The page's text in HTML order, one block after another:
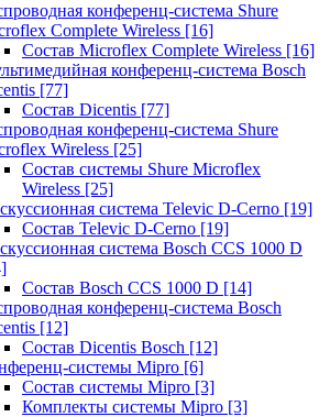
конференц-система Shure
Complete Wireless [16]
Состав Microflex Complete Wireless [16]
конференц-система Bosch
[77]
Состав Dicentis [77]
конференц-система Shure
Wireless [25]
Состав системы Shure Microflex
Wireless [25]
система Televic D-Cerno [19]
Состав Televic D-Cerno [19]
система Bosch CCS 1000 D
Состав Bosch CCS 1000 D [14]
конференц-система Bosch
[12]
Состав Dicentis Bosch [12]
системы Mipro [6]
Состав системы Mipro [3]
Комплекты системы Mipro [3]